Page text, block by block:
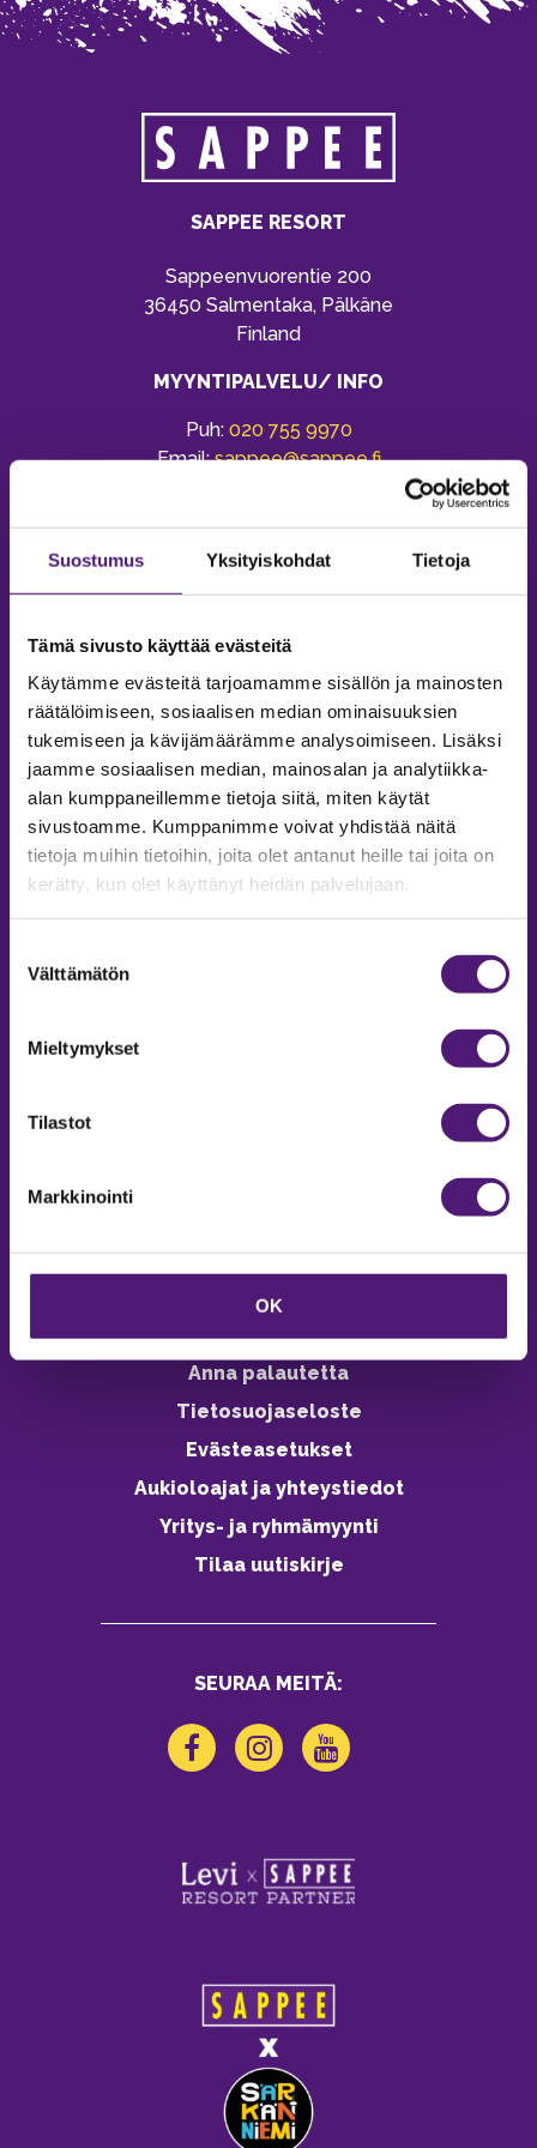
Suostumus Yksityiskohdat Tietoja
Tämä sivusto käyttää evästeitä
Käytämme evästeitä tarjoamamme sisällön ja mainosten
räätälöimiseen, sosiaalisen median ominaisuuksien
tukemiseen ja kävijämäärämme analysoimiseen. Lisäksi
jaamme sosiaalisen median, mainosalan ja analytiikka-
alan kumppaneillemme tietoja siitä, miten käytät
sivustoamme. Kumppanimme voivat yhdistää näitä
tietoja muihin tietoihin, joita olet antanut heille tai joita on
kerätty, kun olet käyttänyt heidän palvelujaan.
valinta
Välttämätön
Mieltymykset
Tilastot
Markkinointi
OK
SAPPEE RESORT
Sappeenvuorentie 200
36450 Salmentaka, Pälkäne
Finland
MYYNTIPALVELU/ INFO
Puh: 020 755 9970
Email:sappee@sappee.fi
MAJOITUS
Tiedustelut & Varaukset
Vastuullisuus
Ympäristöohjelma
Avoimet työpaikat
Anna palautetta
Tietosuojaseloste
Evästeasetukset
Aukioloajat ja yhteystiedot
Yritys- ja ryhmämyynti
Tilaa uutiskirje
SEURAA MEITÄ: